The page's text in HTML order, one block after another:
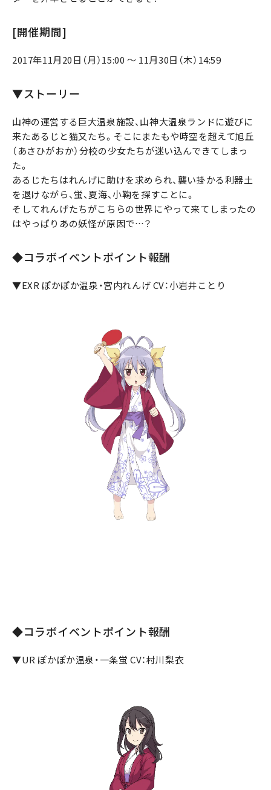
[開催期間]
2017年11月20日（月）15:00 ～ 11月30日（木）14:59
▼ストーリー
山神の運営する巨大温泉施設、山神大温泉ランドに遊びに
来たあるじと猫又たち。そこにまたもや時空を超えて旭丘
（あさひがおか）分校の少女たちが迷い込んできてしまっ
た。
あるじたちはれんげに助けを求められ、襲い掛かる利器土
を退けながら、蛍、夏海、小鞠を探すことに。
そしてれんげたちがこちらの世界にやって来てしまったの
はやっぱりあの妖怪が原因で…？
◆コラボイベントポイント報酬
▼EXR ぽかぽか温泉・宮内れんげ CV：小岩井ことり
◆コラボイベントポイント報酬
▼UR ぽかぽか温泉・一条蛍 CV：村川梨衣